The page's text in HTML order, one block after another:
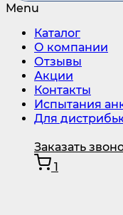
Menu
Каталог
О компании
Отзывы
Акции
Контакты
Испытания
Для
Заказать
1